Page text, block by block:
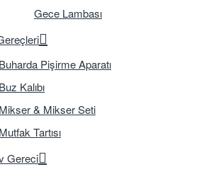
Gece Lambası
Buharda Pişirme Aparatı
Buz Kalıbı
Mikser & Mikser Seti
Mutfak Tartısı
Gereci